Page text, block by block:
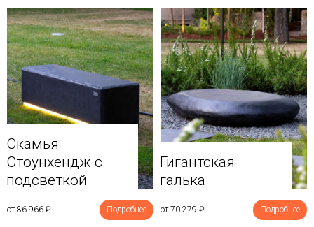
Скамья
Стоунхендж с
подсветкой
от 86 966 ₽ Подробнее
Гигантская
галька
от 70 279 ₽ Подробнее